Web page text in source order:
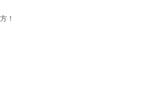
！